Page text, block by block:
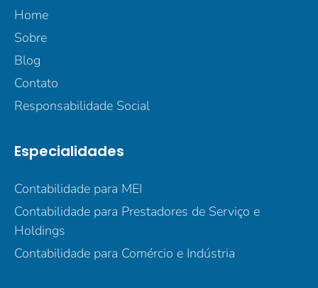
Home
Sobre
Blog
Contato
Responsabilidade Social
Especialidades
Contabilidade para MEI
Contabilidade para Prestadores de Serviço e
Holdings
Contabilidade para Comércio e Indústria